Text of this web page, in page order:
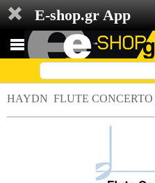
E-shop.gr App
HAYDN  FLUTE CONCERTO